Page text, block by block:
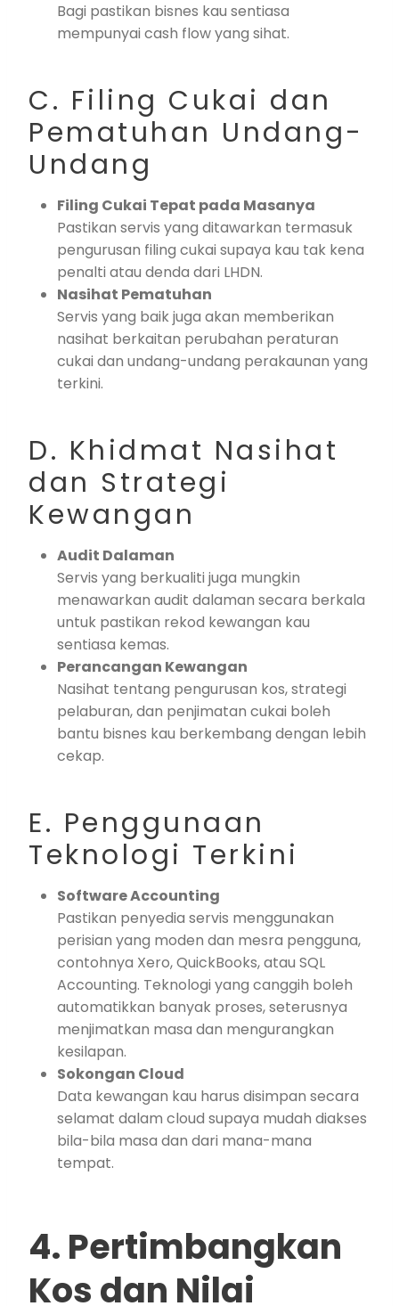
Bagi pastikan bisnes kau sentiasa
mempunyai cash flow yang sihat.
C. Filing Cukai dan
Pematuhan Undang-
Undang
Filing Cukai Tepat pada Masanya
Pastikan servis yang ditawarkan termasuk
pengurusan filing cukai supaya kau tak kena
penalti atau denda dari LHDN.
Nasihat Pematuhan
Servis yang baik juga akan memberikan
nasihat berkaitan perubahan peraturan
cukai dan undang-undang perakaunan yang
terkini.
D. Khidmat Nasihat
dan Strategi
Kewangan
Audit Dalaman
Servis yang berkualiti juga mungkin
menawarkan audit dalaman secara berkala
untuk pastikan rekod kewangan kau
sentiasa kemas.
Perancangan Kewangan
Nasihat tentang pengurusan kos, strategi
pelaburan, dan penjimatan cukai boleh
bantu bisnes kau berkembang dengan lebih
cekap.
E. Penggunaan
Teknologi Terkini
Software Accounting
Pastikan penyedia servis menggunakan
perisian yang moden dan mesra pengguna,
contohnya Xero, QuickBooks, atau SQL
Accounting. Teknologi yang canggih boleh
automatikkan banyak proses, seterusnya
menjimatkan masa dan mengurangkan
kesilapan.
Sokongan Cloud
Data kewangan kau harus disimpan secara
selamat dalam cloud supaya mudah diakses
bila-bila masa dan dari mana-mana
tempat.
4. Pertimbangkan
Kos dan Nilai